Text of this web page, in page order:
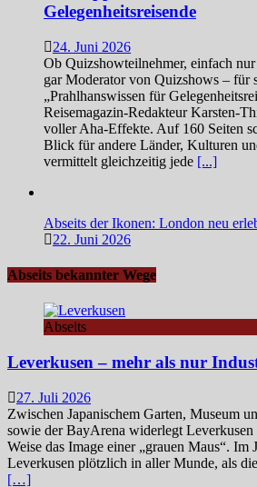
Gelegenheitsreisende
24. Juni 2026
Ob Quizshowteilnehmer, einfach
gar Moderator von Quizshows – für
„Prahlhanswissen für
Reisemagazin-Redakteur Karsten-
voller Aha-Effekte. Auf 160 Seiten
Blick für andere Länder, Kulturen
vermittelt gleichzeitig jede [...]
Abseits der Ikonen: London neu
22. Juni 2026
Abseits bekannter Wege
Abseits
Leverkusen – mehr als nur
27. Juli 2026
Zwischen Japanischem Garten, Museum
sowie der BayArena widerlegt
Weise das Image einer „grauen Maus“. Im
Leverkusen plötzlich in aller Munde, als
[…]